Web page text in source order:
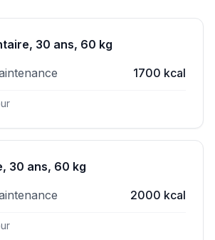
30 ans, 60 kg
1700 kcal
30 ans, 60 kg
2000 kcal